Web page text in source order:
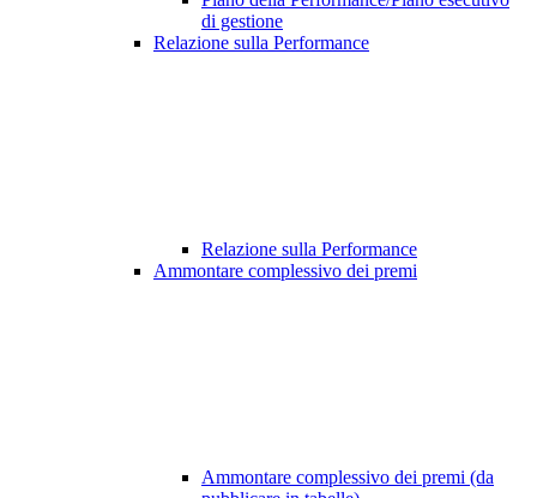
di gestione
Relazione sulla Performance
Relazione sulla Performance
Ammontare complessivo dei premi
Ammontare complessivo dei premi (da